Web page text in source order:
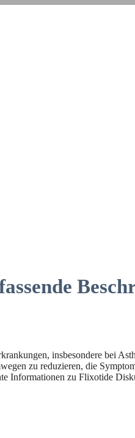
insbesondere bei
zu reduzieren, die
Informationen zu Flixotide